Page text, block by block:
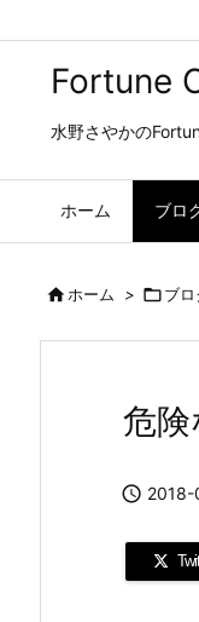
Fortune
水野さやかの
ホーム ブロ
ホーム > ブロ
危
 2018-